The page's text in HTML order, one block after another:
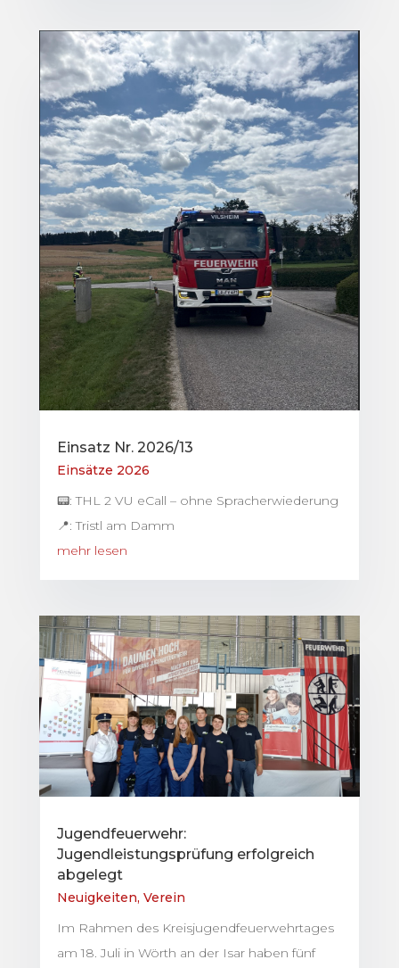
Einsatz Nr. 2026/13
Einsätze 2026
📟: THL 2 VU eCall – ohne Spracherwiederung
📍: Tristl am Damm
mehr lesen
Jugendfeuerwehr:
Jugendleistungsprüfung erfolgreich
abgelegt
Neuigkeiten, Verein
Im Rahmen des Kreisjugendfeuerwehrtages
am 18. Juli in Wörth an der Isar haben fünf